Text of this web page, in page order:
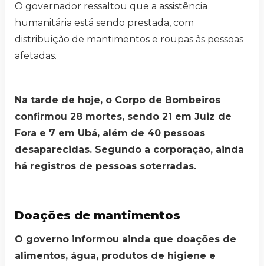
O governador ressaltou que a assistência
humanitária está sendo prestada, com
distribuição de mantimentos e roupas às pessoas
afetadas.
Na tarde de hoje, o Corpo de Bombeiros
confirmou 28 mortes, sendo 21 em Juiz de
Fora e 7 em Ubá, além de 40 pessoas
desaparecidas. Segundo a corporação, ainda
há registros de pessoas soterradas.
Doações de mantimentos
O governo informou ainda que doações de
alimentos, água, produtos de higiene e